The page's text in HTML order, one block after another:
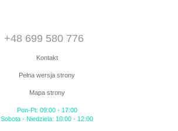
+48 699 580 776
Kontakt
Pełna wersja strony
Mapa strony
Pon-Pt: 09:00 - 17:00
Sobota - Niedziela: 10:00 - 12:00